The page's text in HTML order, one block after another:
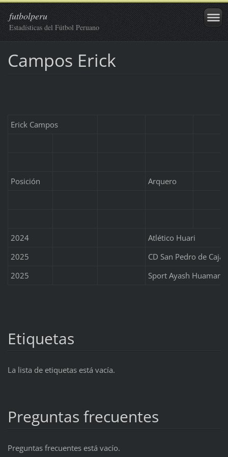
futbolperu
Estadísticas del Fútbol Peruano
Campos Erick
Erick Campos
Posición Arquero
2024
Atlético Huari
2025
CD San Pedro de Cajay
2025
Sport Ayash Huamanín
Etiquetas
La lista de etiquetas está vacía.
Preguntas frecuentes
Preguntas frecuentes está vacío.